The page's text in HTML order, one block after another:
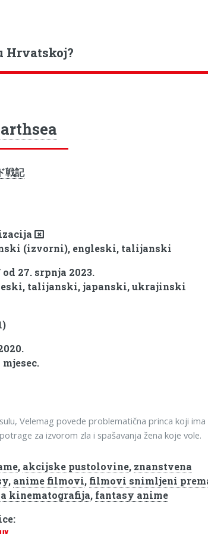
Hrvatskoj?
戦記
(izvorni), engleski, talijanski
od 27. srpnja 2023.
talijanski, japanski, ukrajinski
Velemag povede problematična princa koji ima
za izvorom zla i spašavanja žena koje vole.
, akcijske pustolovine, znanstvena
, anime filmovi, filmovi snimljeni
kinematografija, fantasy anime